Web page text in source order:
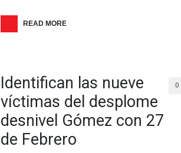
READ MORE
Identifican las nueve
víctimas del desplome
desnivel Gómez con 27
de Febrero
0